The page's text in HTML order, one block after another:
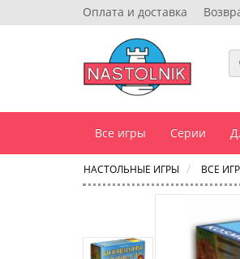
Оплата и доставка
Все игры Серии
НАСТОЛЬНЫЕ ИГРЫ ВСЕ